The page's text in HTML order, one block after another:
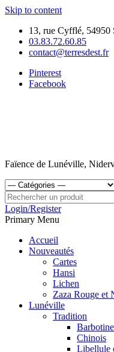
Skip to content
13, rue Cyfflé, 54950
03.83.72.60.85
contact@terresdest.fr
Pinterest
Facebook
Faïence de Lunéville,
Login/Register
Primary Menu
Accueil
Nouveautés
Cartes
Hansi
Lichen
Zaza Rouge et
Lunéville
Tradition
Chinois
Libellule